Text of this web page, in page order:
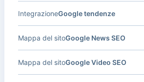
Google tendenze
Integrazione
Google News SEO
Mappa del sito
Google Video SEO
Mappa del sito